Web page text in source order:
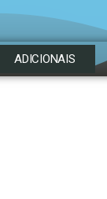
ADICIONAIS